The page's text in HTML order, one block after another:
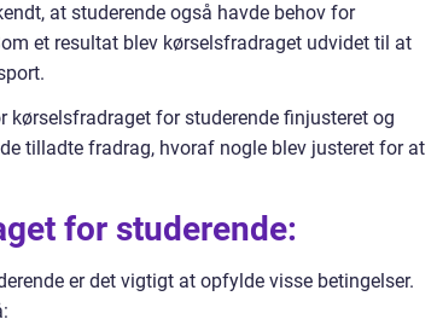
at studerende også havde behov for
et resultat blev kørselsfradraget udvidet til at
kørselsfradraget for studerende finjusteret og
tilladte fradrag, hvoraf nogle blev justeret for at
for studerende:
er det vigtigt at opfylde visse betingelser.